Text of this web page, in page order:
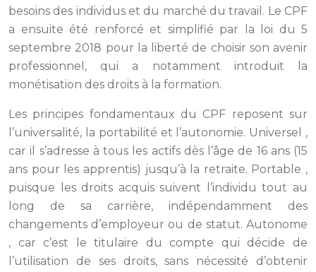
besoins des individus et du marché du travail. Le CPF
a ensuite été renforcé et simplifié par la loi du 5
septembre 2018 pour la liberté de choisir son avenir
professionnel, qui a notamment introduit la
monétisation des droits à la formation.
Les principes fondamentaux du CPF reposent sur
l’universalité, la portabilité et l’autonomie. Universel ,
car il s’adresse à tous les actifs dès l’âge de 16 ans (15
ans pour les apprentis) jusqu’à la retraite. Portable ,
puisque les droits acquis suivent l’individu tout au
long de sa carrière, indépendamment des
changements d’employeur ou de statut. Autonome
, car c’est le titulaire du compte qui décide de
l’utilisation de ses droits, sans nécessité d’obtenir